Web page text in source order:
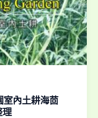
內土耕海茴
理